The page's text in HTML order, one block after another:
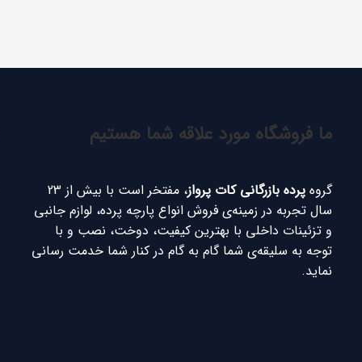
ما فروشگاه مورد علاقه شما هستیم
گروهپرده بازرگانی کات پرواز
، مفتخر است با بیش از 23
سال تجربه در زمینه‌ی فروش انواع پارچه پرده، لوازم جانبی
و تزئینات داخلی با بهترین کیفیت، دوخت، نصب و با
توجه به سلیقه‌ی شما گام به گام در کنار شما خدمت رسانی
نماید.